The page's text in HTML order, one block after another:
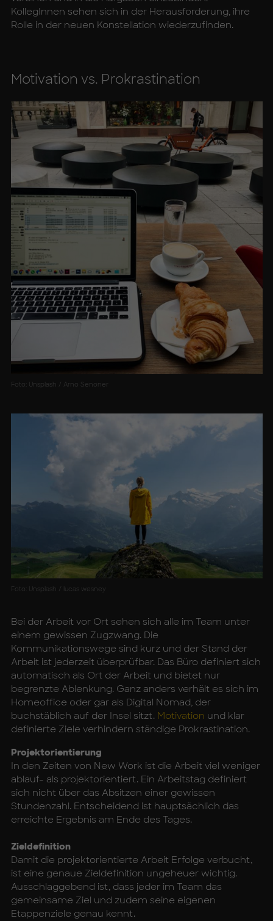
KollegInnen sehen sich in der Herausforderung, ihre
Rolle in der neuen Konstellation wiederzufinden.
Mo­ti­va­ti­on vs. Pro­kras­ti­na­ti­on
Foto: Unsplash / Arno Senoner
Foto: Unsplash / lucas wesney
Bei der Arbeit vor Ort sehen sich alle im Team unter
einem gewissen Zugzwang. Die
Kommunikationswege sind kurz und der Stand der
Arbeit ist jederzeit überprüfbar. Das Büro definiert sich
automatisch als Ort der Arbeit und bietet nur
begrenzte Ablenkung. Ganz anders verhält es sich im
Homeoffice oder gar als Digital Nomad, der
buchstäblich auf der Insel sitzt. Motivation und klar
definierte Ziele verhindern ständige Prokrastination.
Projektorientierung
In den Zeiten von New Work ist die Arbeit viel weniger
ablauf- als projektorientiert. Ein Arbeitstag definiert
sich nicht über das Absitzen einer gewissen
Stundenzahl. Entscheidend ist hauptsächlich das
erreichte Ergebnis am Ende des Tages.
Zieldefinition
Damit die projektorientierte Arbeit Erfolge verbucht,
ist eine genaue Zieldefinition ungeheuer wichtig.
Ausschlaggebend ist, dass jeder im Team das
gemeinsame Ziel und zudem seine eigenen
Etappenziele genau kennt.